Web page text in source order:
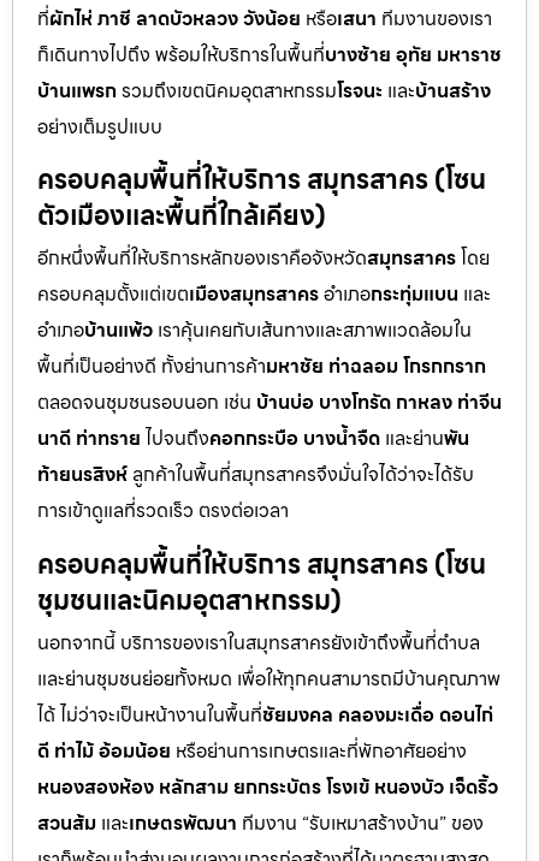
ที่ผักไห่ ภาชี ลาดบัวหลวง วังน้อย หรือเสนา ทีมงานของเรา
ก็เดินทางไปถึง พร้อมให้บริการในพื้นที่บางซ้าย อุทัย มหาราช
บ้านแพรกรวมถึงเขตนิคมอุตสาหกรรมโรจนะ และบ้านสร้าง
อย่างเต็มรูปแบบ
ครอบคลุมพื้นที่ให้บริการ สมุทรสาคร (โซน
ตัวเมืองและพื้นที่ใกล้เคียง)
อีกหนึ่งพื้นที่ให้บริการหลักของเราคือจังหวัดสมุทรสาครโดย
ครอบคลุมตั้งแต่เขตเมืองสมุทรสาครอำเภอกระทุ่มแบน และ
อำเภอบ้านแพ้ว เราคุ้นเคยกับเส้นทางและสภาพแวดล้อมใน
พื้นที่เป็นอย่างดี ทั้งย่านการค้ามหาชัย ท่าฉลอม โกรกกราก
ตลอดจนชุมชนรอบนอก เช่น บ้านบ่อ บางโทรัด กาหลง ท่าจีน
นาดี ท่าทราย ไปจนถึงคอกกระบือ บางน้ำจืด และย่านพัน
ท้ายนรสิงห์ ลูกค้าในพื้นที่สมุทรสาครจึงมั่นใจได้ว่าจะได้รับ
การเข้าดูแลที่รวดเร็ว ตรงต่อเวลา
ครอบคลุมพื้นที่ให้บริการ สมุทรสาคร (โซน
ชุมชนและนิคมอุตสาหกรรม)
นอกจากนี้ บริการของเราในสมุทรสาครยังเข้าถึงพื้นที่ตำบล
และย่านชุมชนย่อยทั้งหมด เพื่อให้ทุกคนสามารถมีบ้านคุณภาพ
ได้ ไม่ว่าจะเป็นหน้างานในพื้นที่ชัยมงคล คลองมะเดื่อ ดอนไก่
ดี ท่าไม้ อ้อมน้อย หรือย่านการเกษตรและที่พักอาศัยอย่าง
หนองสองห้อง หลักสาม ยกกระบัตร โรงเข้ หนองบัว เจ็ดริ้ว
สวนส้ม และเกษตรพัฒนา ทีมงาน “รับเหมาสร้างบ้าน” ของ